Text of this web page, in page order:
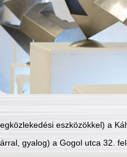
eszközökkel) a
gyalog) a Gogol utca 32.